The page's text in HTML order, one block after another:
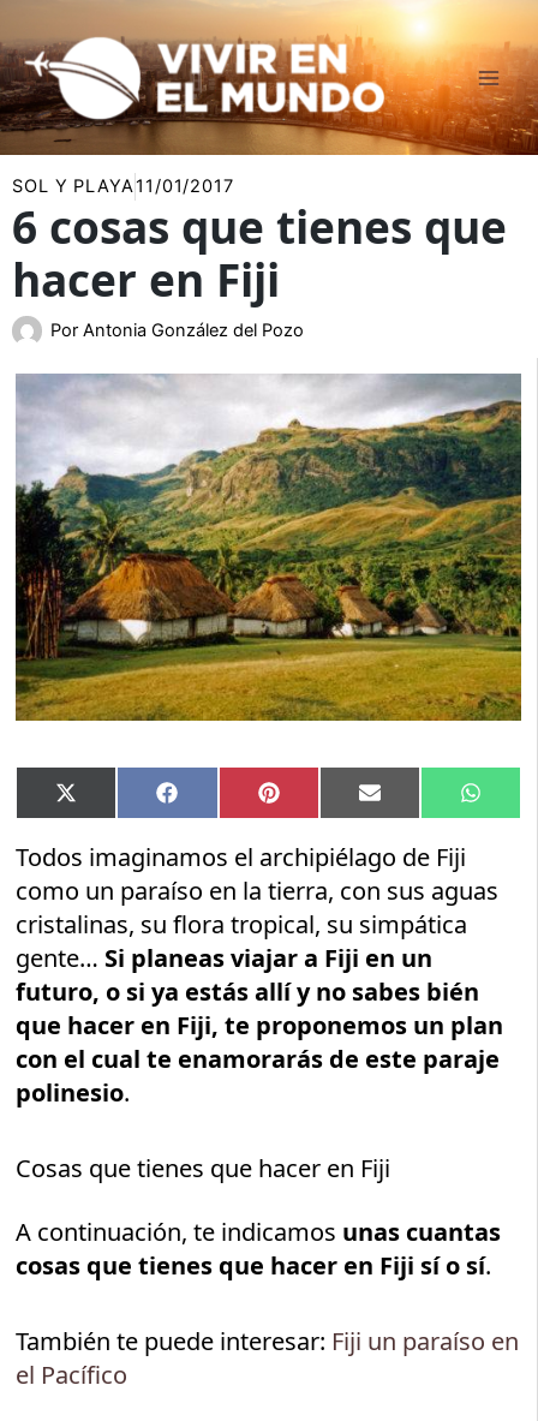
al
contenido
SOL Y PLAYA11/01/2017
6 cosas que tienes que
hacer en Fiji
Por Antonia González del Pozo
Compartir
en
X
(Twitter)
Compartir
en
Facebook Compartir
en
Pinterest Compartir
en
Email
en
Todos imaginamos el archipiélago de Fiji
como un paraíso en la tierra, con sus aguas
cristalinas, su flora tropical, su simpática
gente… Si planeas viajar a Fiji en un
futuro, o si ya estás allí y no sabes bién
que hacer en Fiji, te proponemos un plan
con el cual te enamorarás de este paraje
polinesio.
Cosas que tienes que hacer en Fiji
A continuación, te indicamos unas cuantas
cosas que tienes que hacer en Fiji sí o sí.
También te puede interesar: Fiji un paraíso en
el Pacífico